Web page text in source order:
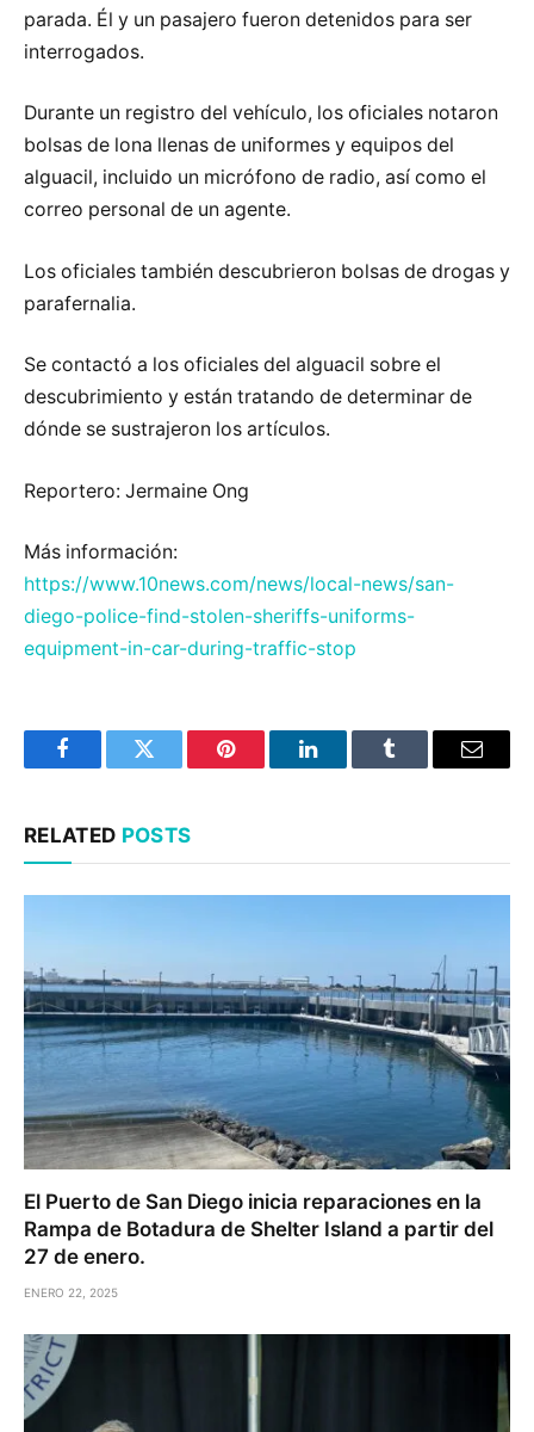
parada. Él y un pasajero fueron detenidos para ser
interrogados.
Durante un registro del vehículo, los oficiales notaron
bolsas de lona llenas de uniformes y equipos del
alguacil, incluido un micrófono de radio, así como el
correo personal de un agente.
Los oficiales también descubrieron bolsas de drogas y
parafernalia.
Se contactó a los oficiales del alguacil sobre el
descubrimiento y están tratando de determinar de
dónde se sustrajeron los artículos.
Reportero: Jermaine Ong
Más información:
https://www.10news.com/news/local-news/san-
diego-police-find-stolen-sheriffs-uniforms-
equipment-in-car-during-traffic-stop
FacebookTwitter Pinterest LinkedInTumblr Email
RELATED POSTS
El Puerto de San Diego inicia reparaciones en la
Rampa de Botadura de Shelter Island a partir del
27 de enero.
ENERO 22, 2025